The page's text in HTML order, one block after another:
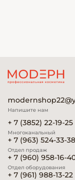
Напишите нам
+ 7 (3852) 22-19-25
Многоканальный
+ 7 (963) 524-33-38
Отдел продаж
+ 7 (960) 958-16-
Отдел оборудования
+ 7 (961) 988-13-22